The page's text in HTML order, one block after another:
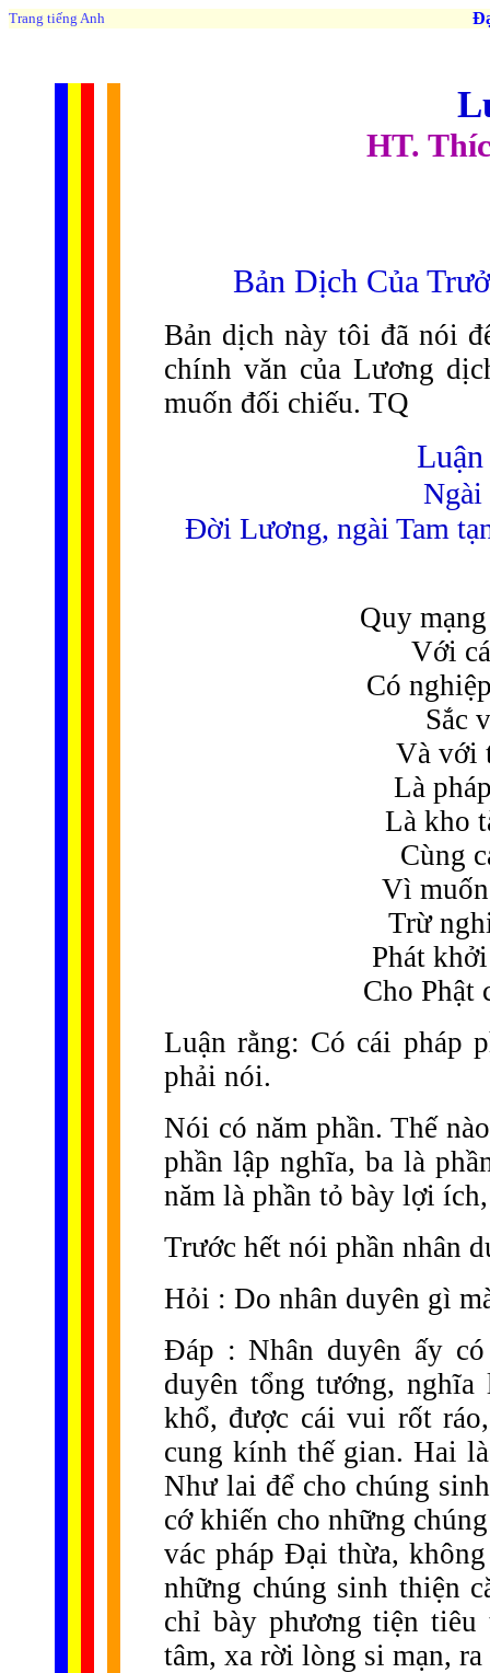
Trang tiếng Anh
HT.
Bản Dịch Của
Bản dịch này tôi đã nói
chính văn của Lương
muốn đối chiếu. TQ
Ngài
Đời Lương, ngài Tam
Quy
Với
Có
Sắc
Và với
Là
Là kho
Cùng
Vì
Trừ
Phát
Cho Phật
Luận rằng: Có cái pháp
phải nói.
Nói có năm phần. Thế
phần lập nghĩa, ba là
năm là phần tỏ bày lợi
Trước hết nói phần nhân
Hỏi : Do nhân duyên gì
Đáp : Nhân duyên ấy
duyên tổng tướng,
khổ, được cái vui rốt
cung kính thế gian. Hai
Như lai để cho chúng
cớ khiến cho những
vác pháp Đại thừa,
những chúng sinh thiện
chỉ bày phương tiện
tâm, xa rời lòng si mạn,